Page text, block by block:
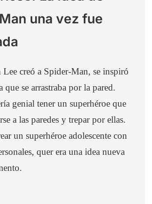
una vez fue
Lee creó a Spider-Man, se inspiró
que se arrastraba por la pared.
genial tener un superhéroe que
a las paredes y trepar por ellas.
un superhéroe adolescente con
quer era una idea nueva